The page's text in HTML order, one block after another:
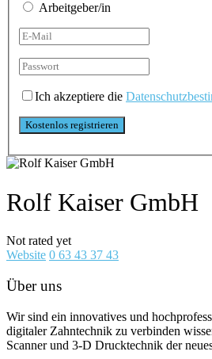
Arbeitgeber/in
Ich akzeptiere die
Rolf Kaiser GmbH
Not rated yet
Website 0 63 43 37 43
Über uns
Wir sind ein innovatives und
digitaler Zahntechnik zu verbinden
Scanner und 3-D Drucktechnik der